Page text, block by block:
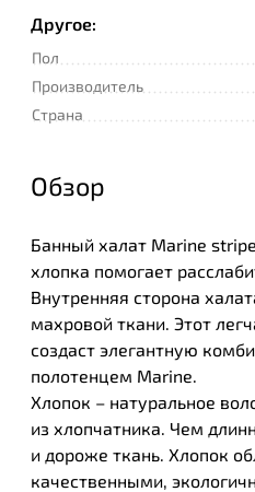
Другое:
Пол
Производитель
Страна
Обзор
Банный халат Marine
хлопка помогает
Внутренняя сторона
махровой ткани. Этот
создаст элегантную
полотенцем Marine.
Хлопок – натуральное
из хлопчатника. Чем
и дороже ткань. Хлопок
качественными,